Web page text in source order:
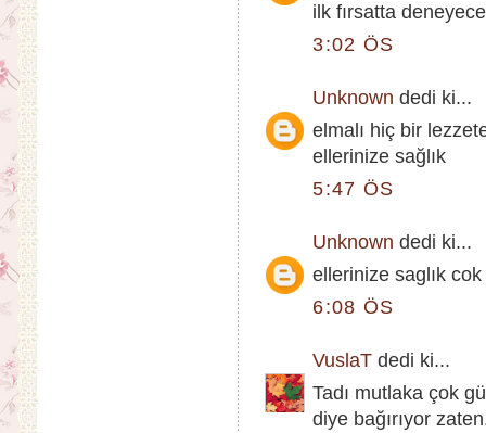
ilk fırsatta
3:02 ÖS
Unknown dedi ki...
elmalı hiç bir
ellerinize sağlık
5:47 ÖS
Unknown dedi ki...
ellerinize saglık
6:08 ÖS
VuslaT dedi ki...
Tadı mutlaka çok
diye bağırıyor